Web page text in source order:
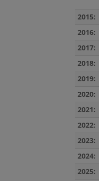
2015:
2016:
2017:
2018:
2019:
2020:
2021:
2022:
2023:
2024:
2025: